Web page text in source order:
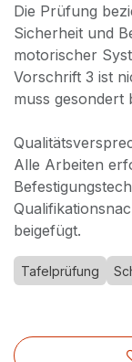
Die Prüfung
Sicherheit und
motorischer
Vorschrift 3 ist
muss gesondert
Alle Arbeiten
beigefügt.
Tafelprüfung